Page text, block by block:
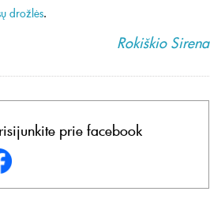
drožlės.
Rokiškio Sirena
prie facebook